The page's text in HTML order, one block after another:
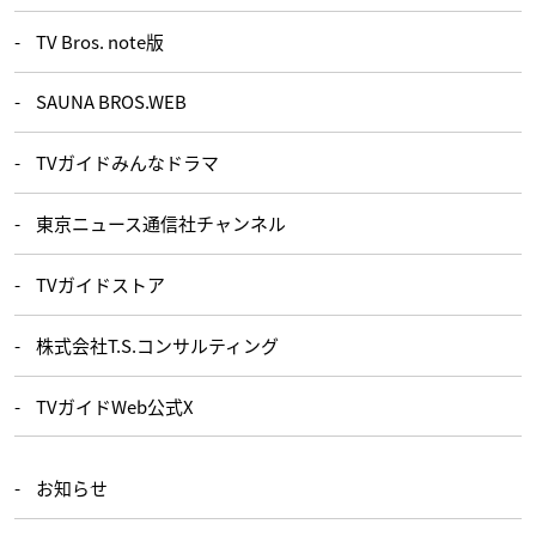
TV Bros. note版
SAUNA BROS.WEB
TVガイドみんなドラマ
東京ニュース通信社チャンネル
TVガイドストア
株式会社T.S.コンサルティング
TVガイドWeb公式X
お知らせ